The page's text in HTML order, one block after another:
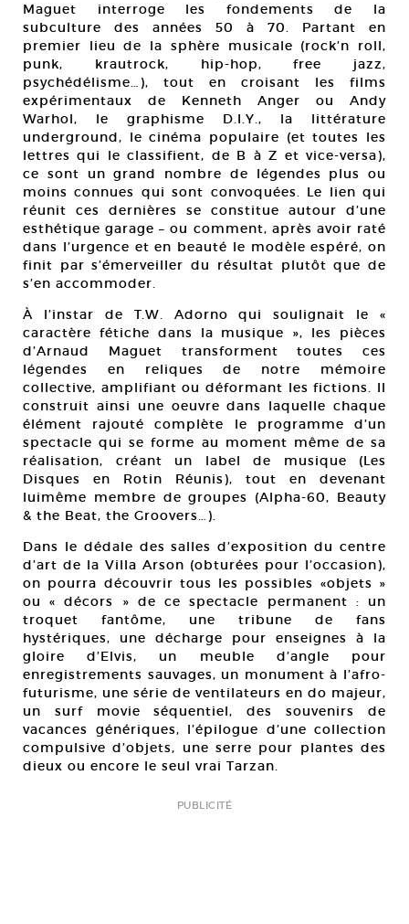
Maguet interroge les fondements de la
subculture des années 50 à 70. Partant en
premier lieu de la sphère musicale (rock’n roll,
punk, krautrock, hip-hop, free jazz,
psychédélisme…), tout en croisant les films
expérimentaux de Kenneth Anger ou Andy
Warhol, le graphisme D.I.Y., la littérature
underground, le cinéma populaire (et toutes les
lettres qui le classifient, de B à Z et vice-versa),
ce sont un grand nombre de légendes plus ou
moins connues qui sont convoquées. Le lien qui
réunit ces dernières se constitue autour d’une
esthétique garage – ou comment, après avoir raté
dans l’urgence et en beauté le modèle espéré, on
finit par s’émerveiller du résultat plutôt que de
s’en accommoder.
À l’instar de T.W. Adorno qui soulignait le «
caractère fétiche dans la musique », les pièces
d’Arnaud Maguet transforment toutes ces
légendes en reliques de notre mémoire
collective, amplifiant ou déformant les fictions. Il
construit ainsi une oeuvre dans laquelle chaque
élément rajouté complète le programme d’un
spectacle qui se forme au moment même de sa
réalisation, créant un label de musique (Les
Disques en Rotin Réunis), tout en devenant
luimême membre de groupes (Alpha-60, Beauty
& the Beat, the Groovers…).
Dans le dédale des salles d’exposition du centre
d’art de la Villa Arson (obturées pour l’occasion),
on pourra découvrir tous les possibles «objets »
ou « décors » de ce spectacle permanent : un
troquet fantôme, une tribune de fans
hystériques, une décharge pour enseignes à la
gloire d’Elvis, un meuble d’angle pour
enregistrements sauvages, un monument à l’afro-
futurisme, une série de ventilateurs en do majeur,
un surf movie séquentiel, des souvenirs de
vacances génériques, l’épilogue d’une collection
compulsive d’objets, une serre pour plantes des
dieux ou encore le seul vrai Tarzan.
PUBLICITÉ